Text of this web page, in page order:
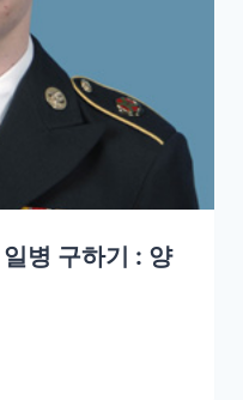
일병 구하기 : 양